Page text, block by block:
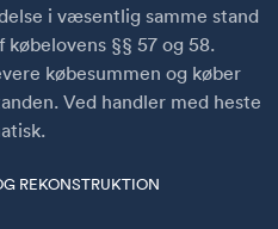
i væsentlig samme stand
§§ 57 og 58.
købesummen og køber
Ved handler med heste
REKONSTRUKTION